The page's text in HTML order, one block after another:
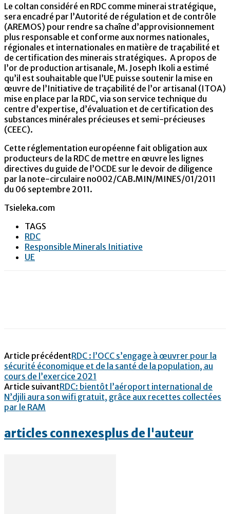
Le coltan considéré en RDC comme minerai stratégique,
sera encadré par l’Autorité de régulation et de contrôle
(AREMOS) pour rendre sa chaîne d’approvisionnement
plus responsable et conforme aux normes nationales,
régionales et internationales en matière de traçabilité et
de certification des minerais stratégiques. A propos de
l’or de production artisanale, M. Joseph Ikoli a estimé
qu’il est souhaitable que l’UE puisse soutenir la mise en
œuvre de l’Initiative de traçabilité de l’or artisanal (ITOA)
mise en place par la RDC, via son service technique du
centre d’expertise, d’évaluation et de certification des
substances minérales précieuses et semi-précieuses
(CEEC).
Cette réglementation européenne fait obligation aux
producteurs de la RDC de mettre en œuvre les lignes
directives du guide de l’OCDE sur le devoir de diligence
par la note-circulaire no002/CAB.MIN/MINES/01/2011
du 06 septembre 2011.
Tsieleka.com
TAGS
RDC
Responsible Minerals Initiative
UE
Article précédentRDC : l’OCC s’engage à œuvrer pour la
sécurité économique et de la santé de la population, au
cours de l’exercice 2021
Article suivantRDC: bientôt l’aéroport international de
N’djili aura son wifi gratuit, grâce aux recettes collectées
par le RAM
articles connexesplus de l'auteur